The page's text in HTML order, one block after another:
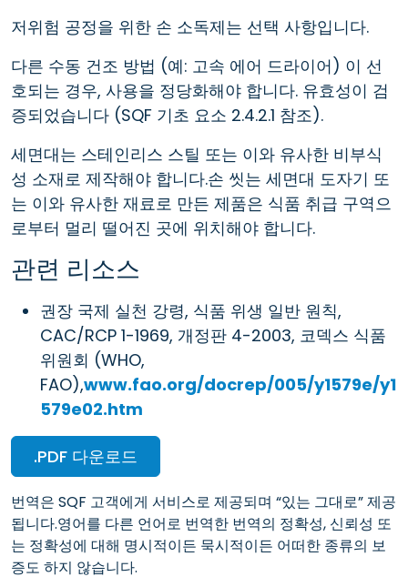
저위험 공정을 위한 손 소독제는 선택 사항입니다.
다른 수동 건조 방법 (예: 고속 에어 드라이어) 이 선
호되는 경우, 사용을 정당화해야 합니다. 유효성이 검
증되었습니다 (SQF 기초 요소 2.4.2.1 참조).
세면대는 스테인리스 스틸 또는 이와 유사한 비부식
성 소재로 제작해야 합니다.손 씻는 세면대 도자기 또
는 이와 유사한 재료로 만든 제품은 식품 취급 구역으
로부터 멀리 떨어진 곳에 위치해야 합니다.
관련 리소스
권장 국제 실천 강령, 식품 위생 일반 원칙,
CAC/RCP 1-1969, 개정판 4-2003, 코덱스 식품
위원회 (WHO,
FAO),www.fao.org/docrep/005/y1579e/y1
579e02.htm
.PDF 다운로드
번역은 SQF 고객에게 서비스로 제공되며 “있는 그대로” 제공
됩니다.영어를 다른 언어로 번역한 번역의 정확성, 신뢰성 또
는 정확성에 대해 명시적이든 묵시적이든 어떠한 종류의 보
증도 하지 않습니다.